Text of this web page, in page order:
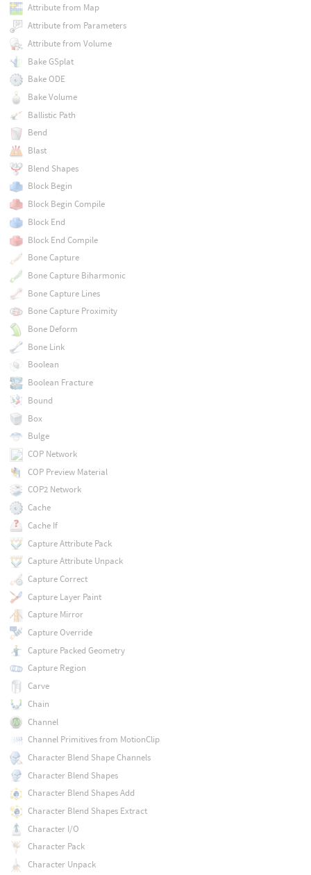
Attribute from Map
Attribute from Parameters
Attribute from Volume
Bake GSplat
Bake ODE
Bake Volume
Ballistic Path
Bend
Blast
Blend Shapes
Block Begin
Block Begin Compile
Block End
Block End Compile
Bone Capture
Bone Capture Biharmonic
Bone Capture Lines
Bone Capture Proximity
Bone Deform
Bone Link
Boolean
Boolean Fracture
Bound
Box
Bulge
COP Network
COP Preview Material
COP2 Network
Cache
Cache If
Capture Attribute Pack
Capture Attribute Unpack
Capture Correct
Capture Layer Paint
Capture Mirror
Capture Override
Capture Packed Geometry
Capture Region
Carve
Chain
Channel
Channel Primitives from MotionClip
Character Blend Shape Channels
Character Blend Shapes
Character Blend Shapes Add
Character Blend Shapes Extract
Character I/O
Character Pack
Character Unpack